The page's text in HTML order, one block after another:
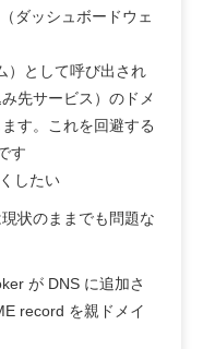
ダッシュボードウェ
）として呼び出され
先サービス）のドメ
す。これを回避する
す
したい
状のままでも問題な
が DNS に追加さ
record を親ドメイ